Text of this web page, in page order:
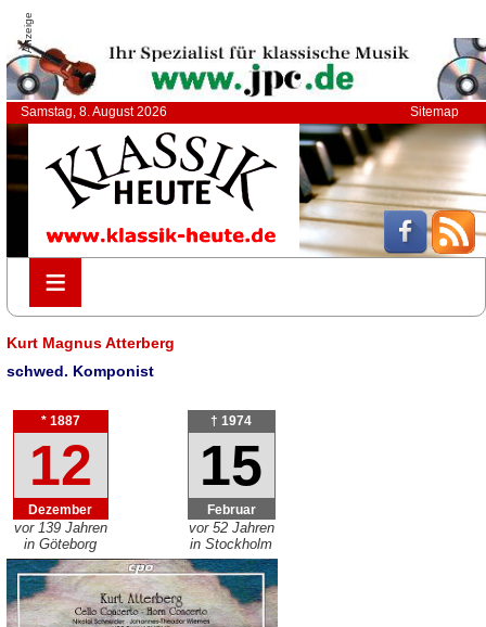
Anzeige
Samstag, 8. August 2026 Sitemap
≡
≡
Kurt Magnus Atterberg
schwed. Komponist
* 1887
12
Dezember
vor 139 Jahren
in Göteborg
† 1974
15
Februar
vor 52 Jahren
in Stockholm